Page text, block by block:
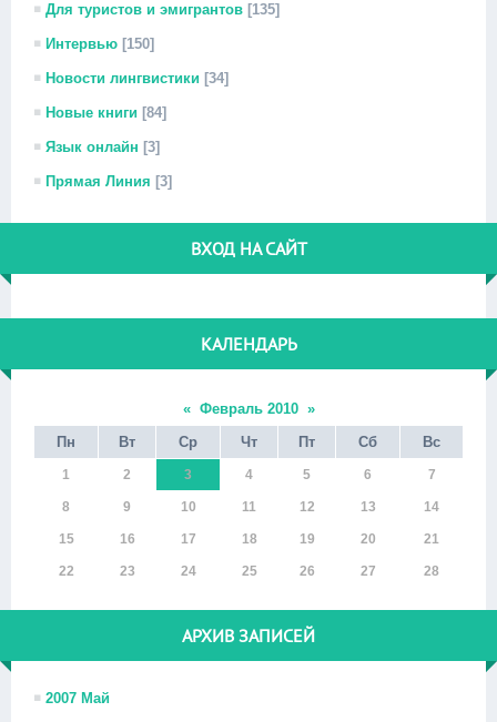
Для туристов и эмигрантов [135]
Интервью [150]
Новости лингвистики [34]
Новые книги [84]
Язык онлайн [3]
Прямая Линия [3]
ВХОД НА САЙТ
КАЛЕНДАРЬ
« Февраль 2010 »
Пн
Вт Ср Чт Пт Сб Вс
1 2 3 4 5 6 7
8 9 10 11 12 13 14
15 16 17 18 19 20 21
22 23 24 25 26 27 28
АРХИВ ЗАПИСЕЙ
2007 Май